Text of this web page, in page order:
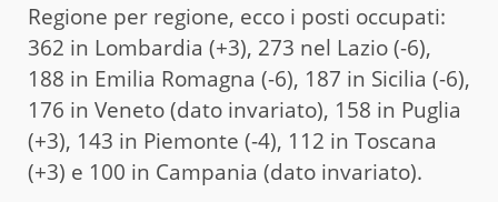
Regione per regione, ecco i posti occupati:
362 in Lombardia (+3), 273 nel Lazio (-6),
188 in Emilia Romagna (-6), 187 in Sicilia (-6),
176 in Veneto (dato invariato), 158 in Puglia
(+3), 143 in Piemonte (-4), 112 in Toscana
(+3) e 100 in Campania (dato invariato).